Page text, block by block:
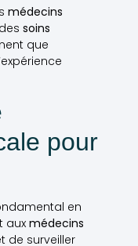
médecins
soins
que
pour
en
aux médecins
de surveiller